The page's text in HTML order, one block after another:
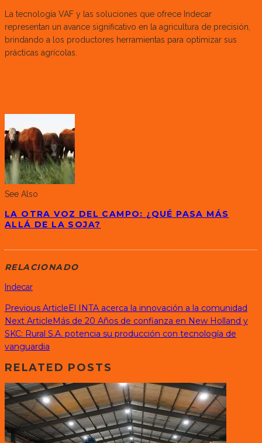
La tecnología VAF y las soluciones que ofrece Indecar
representan un avance significativo en la agricultura de precisión,
brindando a los productores herramientas para optimizar sus
prácticas agrícolas.
See Also
LA OTRA VOZ DEL CAMPO: ¿QUÉ PASA MÁS
ALLÁ DE LA SOJA?
RELACIONADO
Indecar
Previous Article El INTA acerca la innovación a la comunidad
Next Article Más de 20 Años de confianza en New Holland y
SKC: Rural S.A. potencia su producción con tecnología de
vanguardia
RELATED POSTS